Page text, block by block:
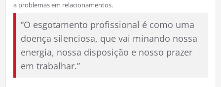
a problemas em relacionamentos.
“O esgotamento profissional é como uma
doença silenciosa, que vai minando nossa
energia, nossa disposição e nosso prazer
em trabalhar.”